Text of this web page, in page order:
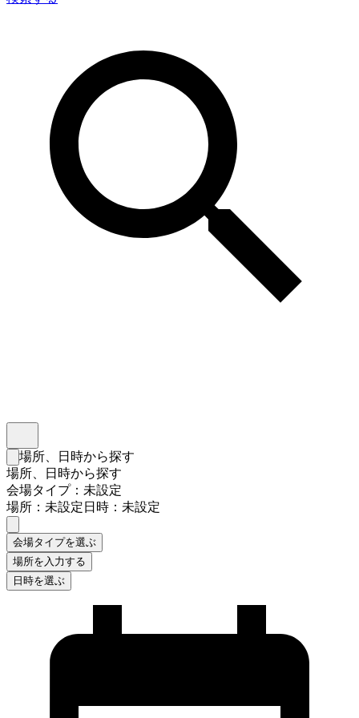
検索フォームを閉じる
場所、日時から探す
場所、日時から探す
会場タイプ：未設定
場所：未設定日時：未設定
会場タイプを選ぶ
場所を入力する
日時を選ぶ